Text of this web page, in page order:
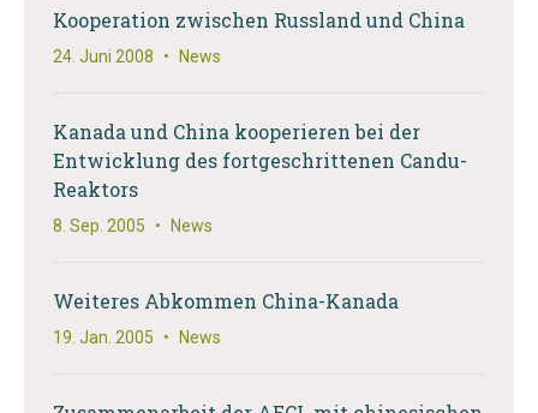
Kooperation zwischen Russland und China
24. Juni 2008 • News
Kanada und China kooperieren bei der
Entwicklung des fortgeschrittenen Candu-
Reaktors
8. Sep. 2005 • News
Weiteres Abkommen China-Kanada
19. Jan. 2005 • News